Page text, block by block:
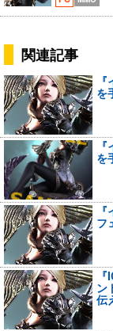
関連記事
を
を
フ
ン
伝